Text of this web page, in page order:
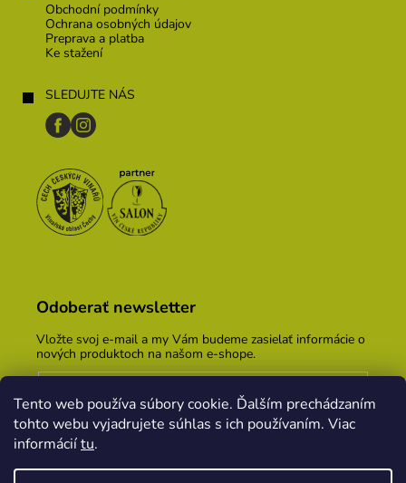
Tento web používa súbory cookie. Ďalším prechádzaním
tohto webu vyjadrujete súhlas s ich používaním. Viac
informáciítu.
Obchodní podmínky
Ochrana osobných údajov
Preprava a platba
Ke stažení
SLEDUJTE NÁS
Odoberať newsletter
Vložte svoj e-mail a my Vám budeme zasielať informácie o
nových produktoch na našom e-shope.
Vložením e-mailu súhlasíte s podmienkami ochrany
osobných údajov
PRIHLÁSIŤ SA